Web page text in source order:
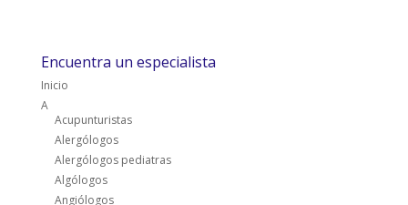
Encuentra un especialista
Inicio
A
Acupunturistas
Alergólogos
Alergólogos pediatras
Algólogos
Angiólogos